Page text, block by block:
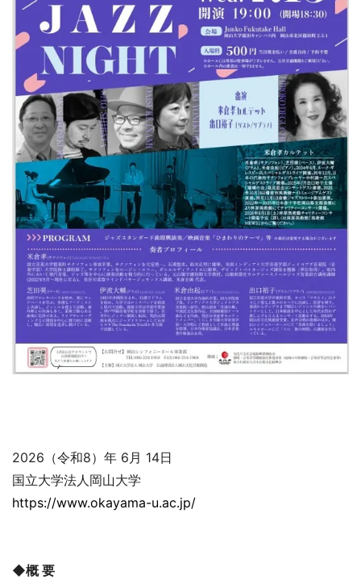
2026（令和8）年 6月 14日
国立大学法人岡山大学
https://www.okayama-u.ac.jp/
◆概 要